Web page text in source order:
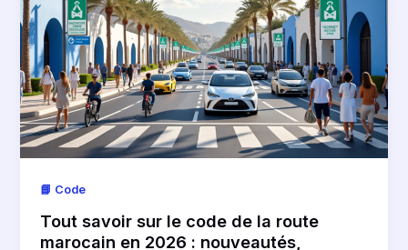
📘 Code
Tout savoir sur le code de la route
marocain en 2026 : nouveautés,